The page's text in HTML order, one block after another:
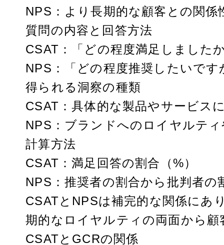
NPS：より長期的な顧客との関係
質問の内容と回答方法
CSAT：「どの程度満足しました
NPS：「どの程度推奨したいで
得られる洞察の種類
CSAT：具体的な製品やサービス
NPS：ブランドへのロイヤルテ
計算方法
CSAT：満足回答の割合（%）
NPS：推奨者の割合から批判者の
CSATとNPSは補完的な関係にあ
期的なロイヤルティの両面から
CSATとGCRの関係